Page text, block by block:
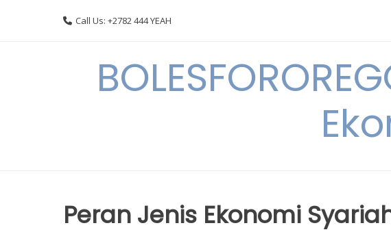
Call Us: +2782 444 YEAH
Peran Jenis Ekonomi